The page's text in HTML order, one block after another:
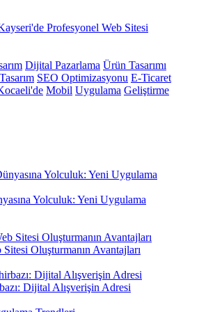
ve Stratejileri
Başarılı Bir Uygulama İçin İpuçları
Süreç Aşamaları
Yaratıcı Dünyaların Kapılarını
Önemi
Oyun Dünyası
Dijital Dünyada Yenilikçi
Kullanılan Temel Script Dilleri
Uygulamaları: Verimliliği Artıran
Profesyonel Web Sitesi
Dijital Pazarlama Ürün Tasarımı
SEO Optimizasyonu E-Ticaret
Mobil Uygulama Geliştirme
Yolculuk: Yeni Uygulama
Oluşturmanın Avantajları
Dijital Alışverişin Adresi